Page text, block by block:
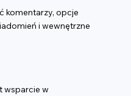
komentarzy, opcje
i wewnętrzne
wsparcie w